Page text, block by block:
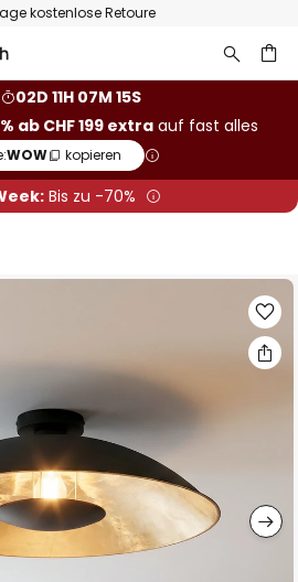
kostenlose Retoure
02D 11H 07M 15S
ab CHF 199 extra auf fast alles
WOW kopieren
Bis zu -70%